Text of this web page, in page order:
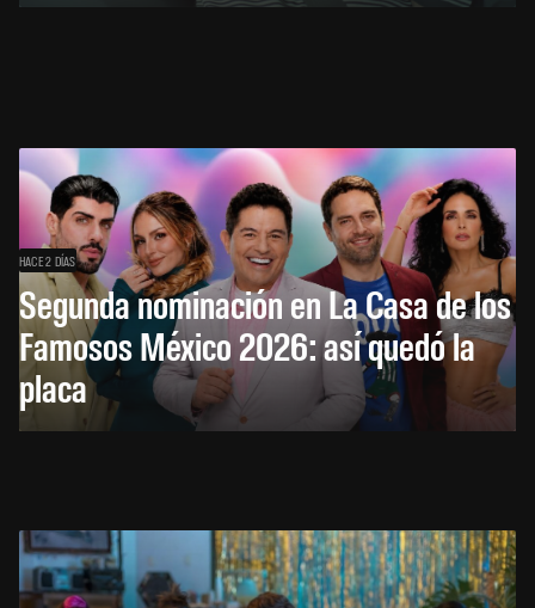
HACE 2 DÍAS
Segunda nominación en La Casa de los
Famosos México 2026: así quedó la
placa